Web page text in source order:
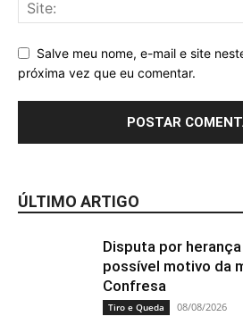
Salve meu nome, e-mail e site
próxima vez que eu comentar.
ÚLTIMO ARTIGO
Disputa por
possível motivo da
Confresa
Tiro e Queda 08/08/2026